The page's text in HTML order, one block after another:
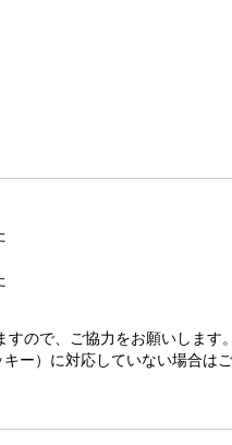
ので、ご協力をお願いします。
ー）に対応していない場合はご